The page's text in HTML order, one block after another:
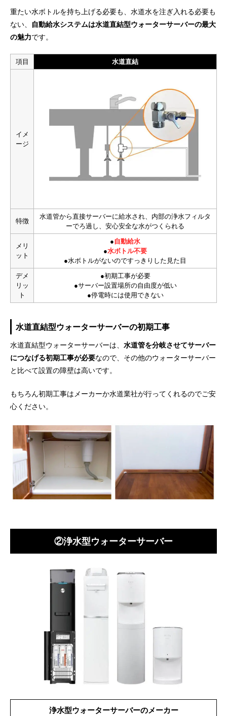
重たい水ボトルを持ち上げる必要も、水道水を注ぎ入れる必要も
ない、
自動給水システムは水道直結型ウォーターサーバーの最大
の魅力です。
項目 水道直結
イメ
ージ
特徴
水道管から直接サーバーに給水され、内部の浄水フィルタ
ーでろ過し、安心安全な水がつくられる
メリ
ット
●自動給水
●水ボトル不要
●水ボトルがないのですっきりした見た目
デメ
リッ
ト
●初期工事が必要
●サーバー設置場所の自由度が低い
●停電時には使用できない
水道直結型ウォーターサーバーの初期工事
水道直結型ウォーターサーバーは、 水道管を分岐させてサーバー
につなげる初期工事が必要なので、その他のウォーターサーバー
と比べて設置の障壁は高いです。
もちろん初期工事はメーカーか水道業社が行ってくれるのでご安
心ください。
②浄水型ウォーターサーバー
浄水型ウォーターサーバーのメーカー